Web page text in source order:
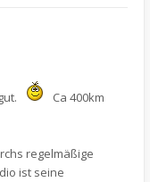
Ca 400km
regelmäßige
ist seine